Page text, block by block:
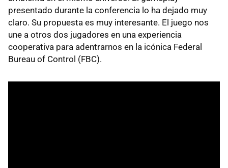
presentado durante la conferencia lo ha dejado muy
claro. Su propuesta es muy interesante. El juego nos
une a otros dos jugadores en una experiencia
cooperativa para adentrarnos en la icónica Federal
Bureau of Control (FBC).